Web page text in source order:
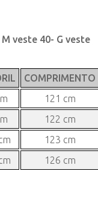
veste 40- G veste
COMPRIMENTO
121 cm
122 cm
123 cm
126 cm